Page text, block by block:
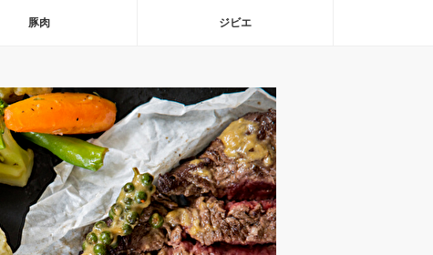
豚肉 ジビエ